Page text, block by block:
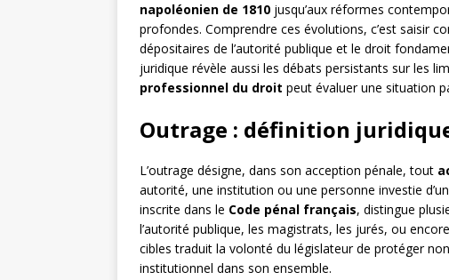
napoléonien de 1810 jusqu’aux réformes
profondes. Comprendre ces évolutions, c’est saisir
dépositaires de l’autorité publique et le droit
juridique révèle aussi les débats persistants sur les
professionnel du droit peut évaluer une situation
Outrage : définition
L’outrage désigne, dans son acception pénale, tout
autorité, une institution ou une personne investie
inscrite dans le Code pénal français, distingue
l’autorité publique, les magistrats, les jurés, ou
cibles traduit la volonté du législateur de protéger
institutionnel dans son ensemble.